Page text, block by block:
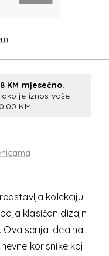
KM mjesečno.
je iznos vaše
KM
kolekciju
klasičan dizajn
serija idealna
korisnike koji